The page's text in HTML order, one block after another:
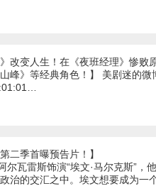
》改变人生！在《夜班经理》惨
峰》等经典角色！】 美剧迷的微
二季首曝预告片！】
尔瓦雷斯饰演“埃文·马尔克斯”
治的交汇之中。埃文想要成为一